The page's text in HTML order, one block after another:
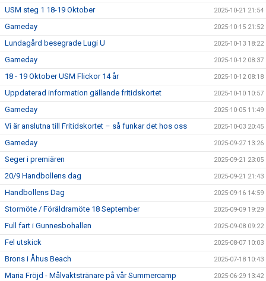
USM steg 1 18-19 Oktober 2025-10-21 21:54
Gameday 2025-10-15 21:52
Lundagård besegrade Lugi U 2025-10-13 18:22
Gameday 2025-10-12 08:37
18 - 19 Oktober USM Flickor 14 år 2025-10-12 08:18
Uppdaterad information gällande fritidskortet 2025-10-10 10:57
Gameday 2025-10-05 11:49
Vi är anslutna till Fritidskortet – så funkar det hos oss 2025-10-03 20:45
Gameday 2025-09-27 13:26
Seger i premiären 2025-09-21 23:05
20/9 Handbollens dag 2025-09-21 21:43
Handbollens Dag 2025-09-16 14:59
Stormöte / Föräldramöte 18 September 2025-09-09 19:29
Full fart i Gunnesbohallen 2025-09-08 09:22
Fel utskick 2025-08-07 10:03
Brons i Åhus Beach 2025-07-18 10:43
Maria Fröjd - Målvaktstränare på vår Summercamp 2025-06-29 13:42